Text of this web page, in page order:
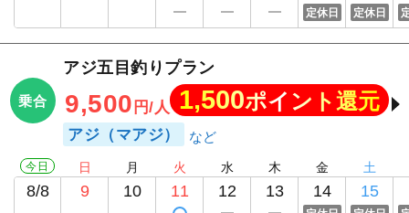
定休日 定休日
乗合
アジ五目釣りプラン
9,500 円/人 1,500ポイント還元
アジ（マアジ）
今日
8/8
日
9
月
10
火
11
水
12
木
13
金
14
土
15